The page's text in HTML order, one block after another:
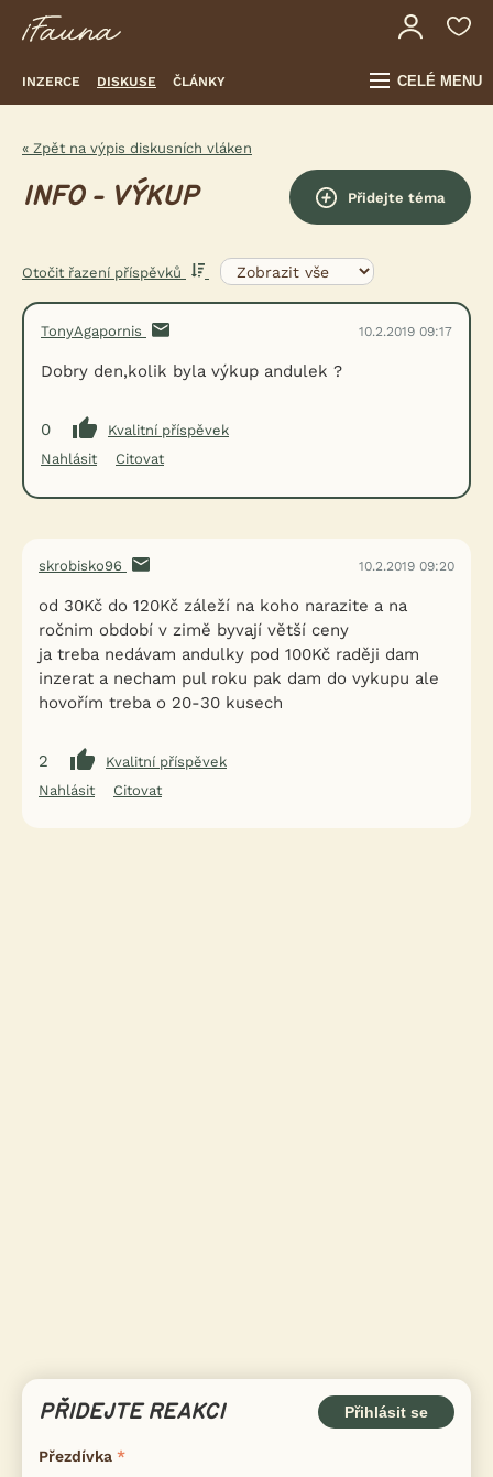
INZERCE DISKUSE ČLÁNKY CELÉ MENU
« Zpět na výpis diskusních vláken
INFO - VÝKUP Přidejte téma
Otočit řazení příspěvků
TonyAgapornis 10.2.2019 09:17
Dobry den,kolik byla výkup andulek ?
0
Kvalitní příspěvek
Nahlásit
Citovat
skrobisko96 10.2.2019 09:20
od 30Kč do 120Kč záleží na koho narazite a na
ročnim období v zimě byvají větší ceny
ja treba nedávam andulky pod 100Kč raději dam
inzerat a necham pul roku pak dam do vykupu ale
hovořím treba o 20-30 kusech
2
Kvalitní příspěvek
Nahlásit
Citovat
PŘIDEJTE REAKCI Přihlásit se
Přezdívka